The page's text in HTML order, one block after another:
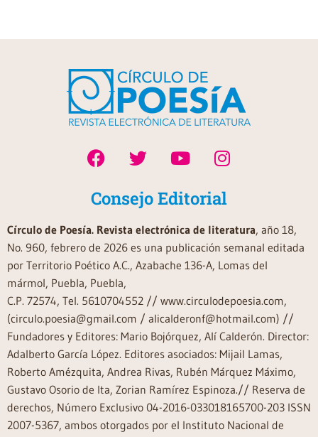
Consejo Editorial
Círculo de Poesía. Revista electrónica de literatura, año 18,
No. 960, febrero de 2026 es una publicación semanal editada
por Territorio Poético A.C., Azabache 136-A, Lomas del
mármol, Puebla, Puebla,
C.P. 72574, Tel. 5610704552 // www.circulodepoesia.com,
(circulo.poesia@gmail.com / alicalderonf@hotmail.com) //
Fundadores y Editores: Mario Bojórquez, Alí Calderón. Director:
Adalberto García López. Editores asociados: Mijail Lamas,
Roberto Amézquita, Andrea Rivas, Rubén Márquez Máximo,
Gustavo Osorio de Ita, Zorian Ramírez Espinoza.// Reserva de
derechos, Número Exclusivo 04-2016-033018165700-203 ISSN
2007-5367, ambos otorgados por el Instituto Nacional de